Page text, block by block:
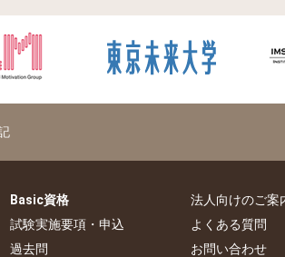
Basic資格
試験実施要項・申込
過去問
法人向けのご案
よくある質問
お問い合わせ